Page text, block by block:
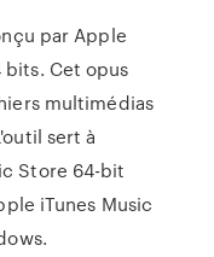
par Apple
bits. Cet opus
multimédias
sert à
Store 64-bit
iTunes Music